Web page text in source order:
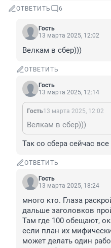
ОТВЕТИТЬ 6
Гость
13 марта 2025, 12:02
Велкам в сбер)))
ОТВЕТИТЬ
Гость
13 марта 2025, 12:14
Гость13 марта 2025, 12:02
Велкам в сбер)))
Так со сбера сейчас
ОТВЕТИТЬ
Гость
13 марта 2025, 18:24
много кто. Глаза
дальше заголовков
Там где 100 обещают,
если план их
может делать один